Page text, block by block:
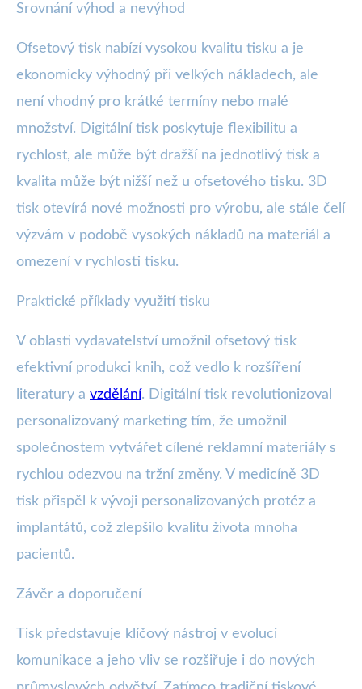
Srovnání výhod a nevýhod
Ofsetový tisk nabízí vysokou kvalitu tisku a je
ekonomicky výhodný při velkých nákladech, ale
není vhodný pro krátké termíny nebo malé
množství. Digitální tisk poskytuje flexibilitu a
rychlost, ale může být dražší na jednotlivý tisk a
kvalita může být nižší než u ofsetového tisku. 3D
tisk otevírá nové možnosti pro výrobu, ale stále čelí
výzvám v podobě vysokých nákladů na materiál a
omezení v rychlosti tisku.
Praktické příklady využití tisku
V oblasti vydavatelství umožnil ofsetový tisk
efektivní produkci knih, což vedlo k rozšíření
literatury a vzdělání. Digitální tisk revolutionizoval
personalizovaný marketing tím, že umožnil
společnostem vytvářet cílené reklamní materiály s
rychlou odezvou na tržní změny. V medicíně 3D
tisk přispěl k vývoji personalizovaných protéz a
implantátů, což zlepšilo kvalitu života mnoha
pacientů.
Závěr a doporučení
Tisk představuje klíčový nástroj v evoluci
komunikace a jeho vliv se rozšiřuje i do nových